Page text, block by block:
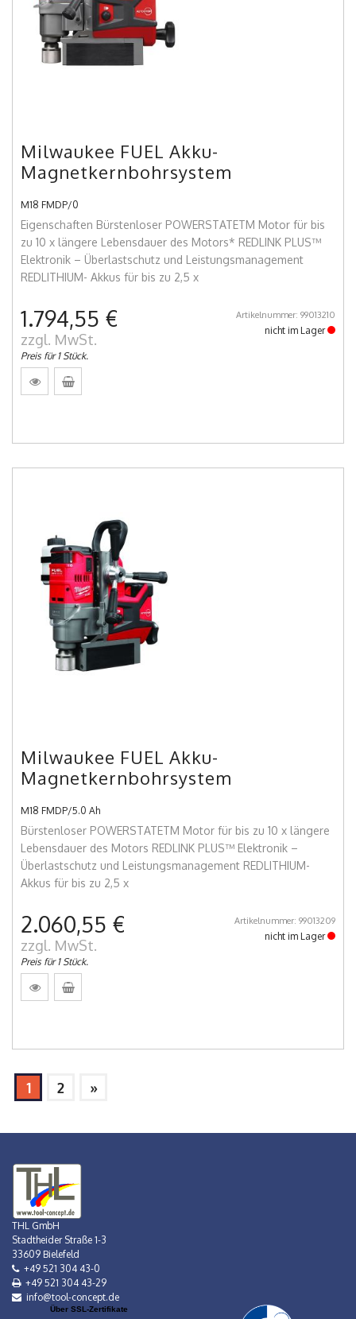
Milwaukee FUEL Akku-
Magnetkernbohrsystem
M18 FMDP/0
Eigenschaften Bürstenloser POWERSTATETM Motor für bis
zu 10 x längere Lebensdauer des Motors* REDLINK PLUS™
Elektronik – Überlastschutz und Leistungsmanagement
REDLITHIUM- Akkus für bis zu 2,5 x
1.794,55 €
zzgl. MwSt.
Preis für 1 Stück.
Artikelnummer: 99013210
nicht im Lager
Milwaukee FUEL Akku-
Magnetkernbohrsystem
M18 FMDP/5.0 Ah
Bürstenloser POWERSTATETM Motor für bis zu 10 x längere
Lebensdauer des Motors REDLINK PLUS™ Elektronik –
Überlastschutz und Leistungsmanagement REDLITHIUM-
Akkus für bis zu 2,5 x
2.060,55 €
zzgl. MwSt.
Preis für 1 Stück.
Artikelnummer: 99013209
nicht im Lager
1 2 »
THL GmbH
Stadtheider Straße 1-3
33609 Bielefeld
+49 521 304 43-0
+49 521 304 43-29
info@tool-concept.de
Über SSL-Zertifikate